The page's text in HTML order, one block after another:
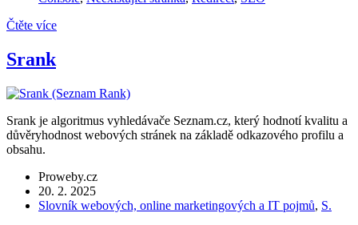
Čtěte více
Srank
Srank je algoritmus vyhledávače Seznam.cz, který hodnotí kvalitu a
důvěryhodnost webových stránek na základě odkazového profilu a
obsahu.
Proweby.cz
20. 2. 2025
Slovník webových, online marketingových a IT pojmů, S.